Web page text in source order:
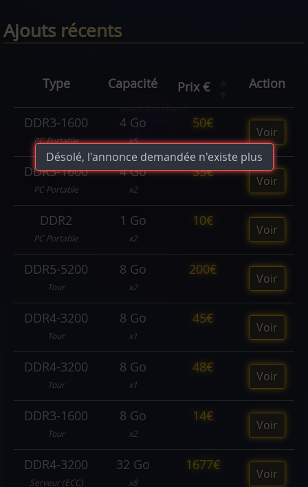
Ajouts récents
Type Capacité Prix € Action
DDR3-1600
PC Portable
4 Go
x5
50€
Voir
DDR3-1600
PC Portable
4 Go
x2
35€
Voir
DDR2
PC Portable
1 Go
x2
10€
Voir
DDR5-5200
Tour
8 Go
x2
200€
Voir
DDR4-3200
Tour
8 Go
x1
45€
Voir
DDR4-3200
Tour
8 Go
x1
48€
Voir
DDR3-1600
Tour
8 Go
x2
14€
Voir
DDR4-3200
Serveur (ECC)
32 Go
x8
1677€
Voir
Désolé, l'annonce demandée n'existe plus